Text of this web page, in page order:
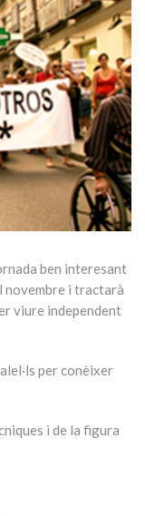
ben interesant
novembre i tractarà
viure independent
per conèixer
i de la figura